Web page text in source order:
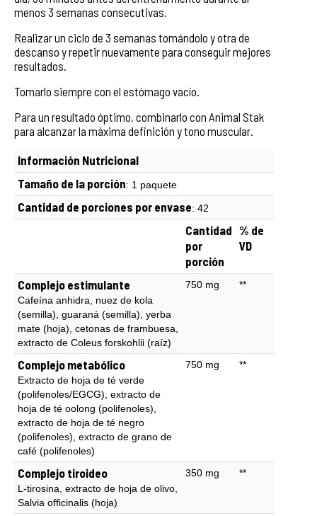
menos 3 semanas consecutivas.
Realizar un ciclo de 3 semanas tomándolo y otra de
descanso y repetir nuevamente para conseguir mejores
resultados.
Tomarlo siempre con el estómago vacío.
Para un resultado óptimo, combinarlo con Animal Stak
para alcanzar la máxima definición y tono muscular.
Información Nutricional
Tamaño de la porción: 1 paquete
Cantidad de porciones por envase: 42
Cantidad
por
porción
% de
VD
Complejo estimulante
Cafeína anhidra, nuez de kola
(semilla), guaraná (semilla), yerba
mate (hoja), cetonas de frambuesa,
extracto de Coleus forskohlii (raíz)
750 mg **
Complejo metabólico
Extracto de hoja de té verde
(polifenoles/EGCG), extracto de
hoja de té oolong (polifenoles),
extracto de hoja de té negro
(polifenoles), extracto de grano de
café (polifenoles)
750 mg **
Complejo tiroideo
L-tirosina, extracto de hoja de olivo,
Salvia officinalis (hoja)
350 mg **